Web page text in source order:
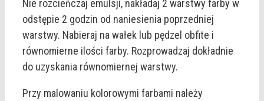
Nie rozcieńczaj emulsji, nakładaj 2 warstwy farby w
odstępie 2 godzin od naniesienia poprzedniej
warstwy. Nabieraj na wałek lub pędzel obfite i
równomierne ilości farby. Rozprowadzaj dokładnie
do uzyskania równomiernej warstwy.
Przy malowaniu kolorowymi farbami należy